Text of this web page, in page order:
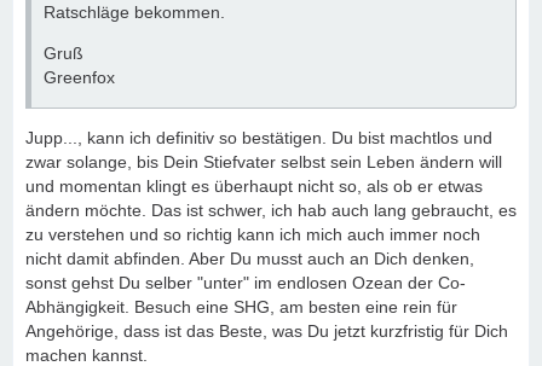
Ratschläge bekommen.
Gruß
Greenfox
Jupp..., kann ich definitiv so bestätigen. Du bist machtlos und
zwar solange, bis Dein Stiefvater selbst sein Leben ändern will
und momentan klingt es überhaupt nicht so, als ob er etwas
ändern möchte. Das ist schwer, ich hab auch lang gebraucht, es
zu verstehen und so richtig kann ich mich auch immer noch
nicht damit abfinden. Aber Du musst auch an Dich denken,
sonst gehst Du selber "unter" im endlosen Ozean der Co-
Abhängigkeit. Besuch eine SHG, am besten eine rein für
Angehörige, dass ist das Beste, was Du jetzt kurzfristig für Dich
machen kannst.